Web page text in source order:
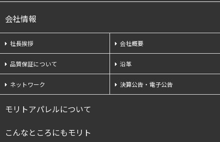
会社情報
社長挨拶 会社概要
品質保証について 沿革
ネットワーク 決算公告・電子公告
モリトアパレルについて
こんなところにもモリト